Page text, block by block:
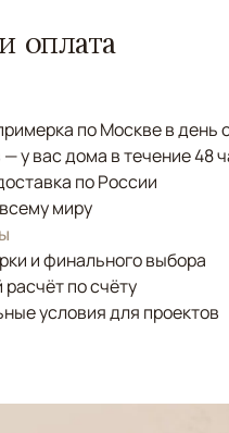
оплата
по Москве в день
у вас дома в течение 48
по России
миру
и финального выбора
по счёту
условия для проектов